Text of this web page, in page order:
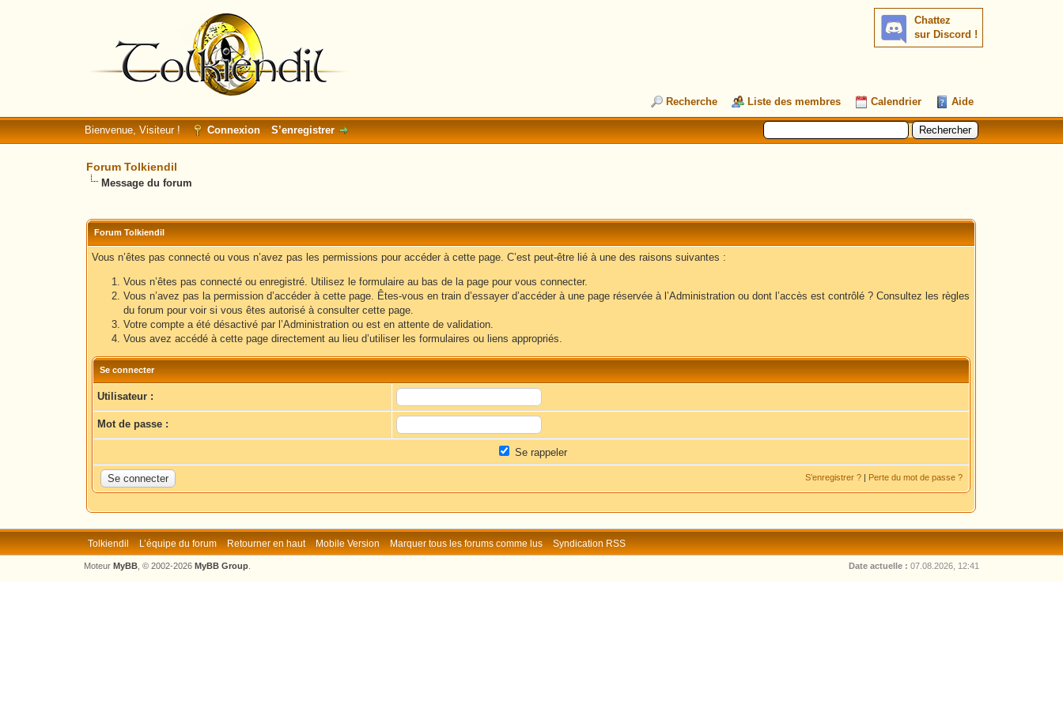
Chattez
sur Discord !
Recherche Liste des membres Calendrier Aide
Bienvenue, Visiteur ! Connexion S’enregistrer
Forum Tolkiendil
Message du forum
Forum Tolkiendil
Vous n’êtes pas connecté ou vous n’avez pas les permissions pour accéder à cette page. C’est peut-être lié à une des raisons suivantes :
Vous n’êtes pas connecté ou enregistré. Utilisez le formulaire au bas de la page pour vous connecter.
Vous n’avez pas la permission d’accéder à cette page. Êtes-vous en train d’essayer d’accéder à une page réservée à l’Administration ou dont l’accès est contrôlé ? Consultez les règles
du forum pour voir si vous êtes autorisé à consulter cette page.
Votre compte a été désactivé par l’Administration ou est en attente de validation.
Vous avez accédé à cette page directement au lieu d’utiliser les formulaires ou liens appropriés.
Se connecter
Utilisateur :
Mot de passe :
Se rappeler
S’enregistrer ? | Perte du mot de passe ?
Tolkiendil L’équipe du forum Retourner en haut Mobile Version Marquer tous les forums comme lus Syndication RSS
Date actuelle : 07.08.2026, 12:41
Moteur MyBB, © 2002-2026 MyBB Group.